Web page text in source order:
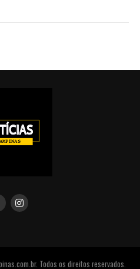
Todos os direitos reservados.